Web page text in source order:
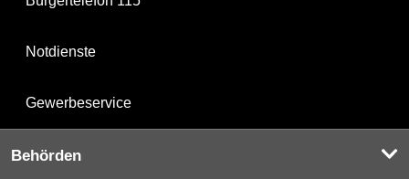
Notdienste
Gewerbeservice
Behörden